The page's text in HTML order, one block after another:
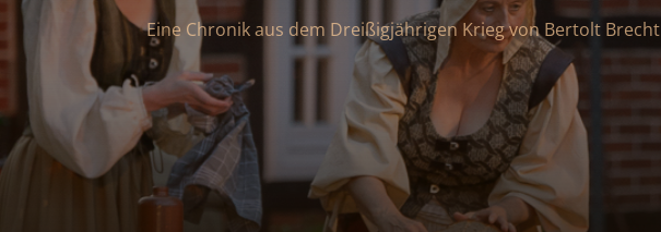
Eine Chronik aus dem Dreißigjährigen Krieg von Bertolt Brecht